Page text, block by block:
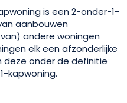
is een 2-onder-1-
aanbouwen
andere woningen
elk een afzonderlijke
deze onder de definitie
kapwoning.